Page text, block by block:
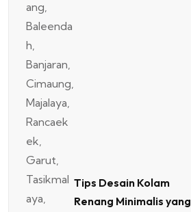
Tips Desain Kolam
Renang Minimalis yang